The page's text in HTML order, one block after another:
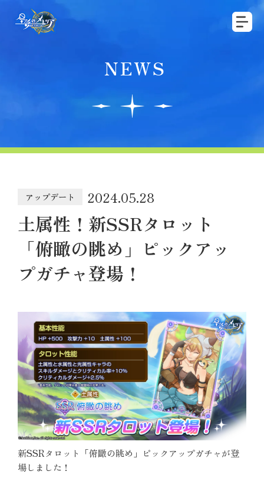
NEWS
アップデート 2024.05.28
土属性！新SSRタロット
「俯瞰の眺め」ピックアッ
プガチャ登場！
新SSRタロット「俯瞰の眺め」ピックアップガチャが登
場しました！